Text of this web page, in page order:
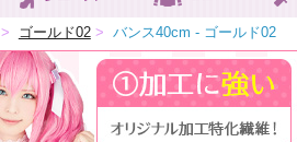
> ゴールド02 > バンス40cm - ゴールド02